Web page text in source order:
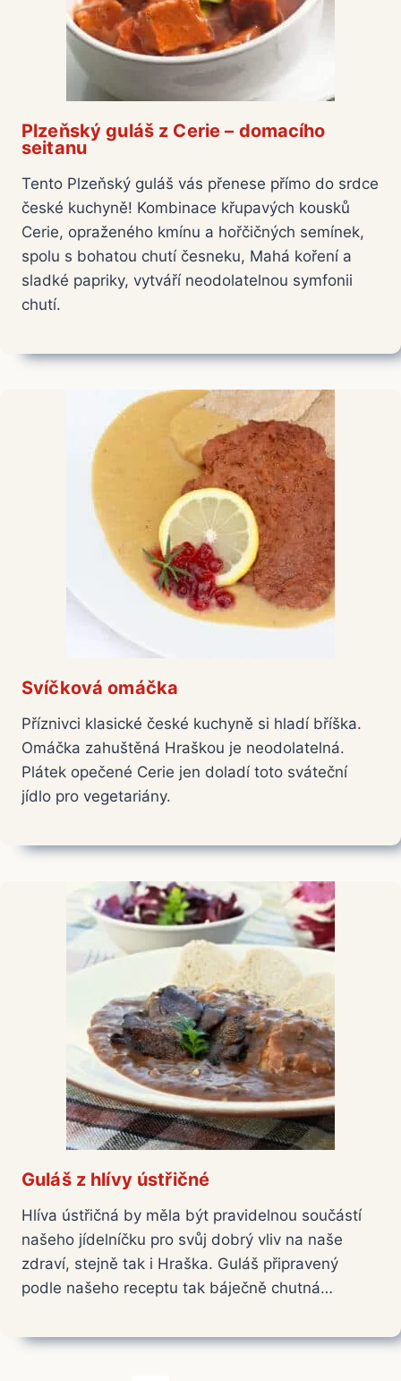
Plzeňský guláš z Cerie – domacího
seitanu
Tento Plzeňský guláš vás přenese přímo do srdce
české kuchyně! Kombinace křupavých kousků
Cerie, opraženého kmínu a hořčičných semínek,
spolu s bohatou chutí česneku, Mahá koření a
sladké papriky, vytváří neodolatelnou symfonii
chutí.
Svíčková omáčka
Příznivci klasické české kuchyně si hladí bříška.
Omáčka zahuštěná Hraškou je neodolatelná.
Plátek opečené Cerie jen doladí toto sváteční
jídlo pro vegetariány.
Guláš z hlívy ústřičné
Hlíva ústřičná by měla být pravidelnou součástí
našeho jídelníčku pro svůj dobrý vliv na naše
zdraví, stejně tak i Hraška. Guláš připravený
podle našeho receptu tak báječně chutná…